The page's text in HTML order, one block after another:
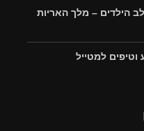
הילדים – מלך האריות
וטיפים למטייל